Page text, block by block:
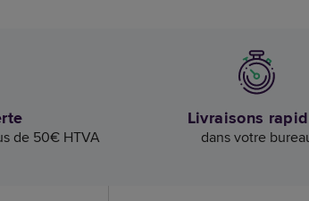
de 50€ HTVA
Livraisons
dans votre